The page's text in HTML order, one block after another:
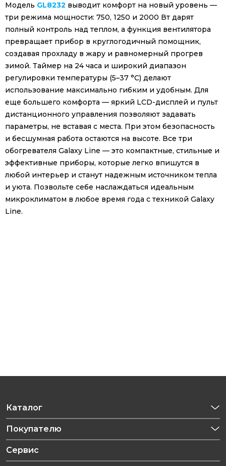
Модель GL8232 выводит комфорт на новый уровень —
три режима мощности: 750, 1250 и 2000 Вт дарят
полный контроль над теплом, а функция вентилятора
превращает прибор в круглогодичный помощник,
создавая прохладу в жару и равномерный прогрев
зимой. Таймер на 24 часа и широкий диапазон
регулировки температуры (5–37 °C) делают
использование максимально гибким и удобным. Для
еще большего комфорта — яркий LCD-дисплей и пульт
дистанционного управления позволяют задавать
параметры, не вставая с места. При этом безопасность
и бесшумная работа остаются на высоте. Все три
обогревателя Galaxy Line — это компактные, стильные и
эффективные приборы, которые легко впишутся в
любой интерьер и станут надежным источником тепла
и уюта. Позвольте себе наслаждаться идеальным
микроклиматом в любое время года с техникой Galaxy
Line.
Каталог
Приготовление напитков
Техника для кухни
Покупателю
Рецепты
Сервис